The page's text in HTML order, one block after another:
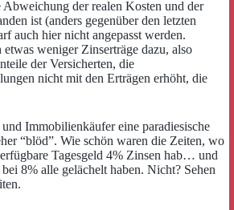
Abweichung der realen Kosten und der
ist (anders gegenüber den letzten
auch hier nicht angepasst werden.
etwas weniger Zinserträge dazu, also
der Versicherten, die
nicht mit den Erträgen erhöht, die
Immobilienkäufer eine paradiesische
“blöd”. Wie schön waren die Zeiten, wo
Tagesgeld 4% Zinsen hab… und
8% alle gelächelt haben. Nicht? Sehen